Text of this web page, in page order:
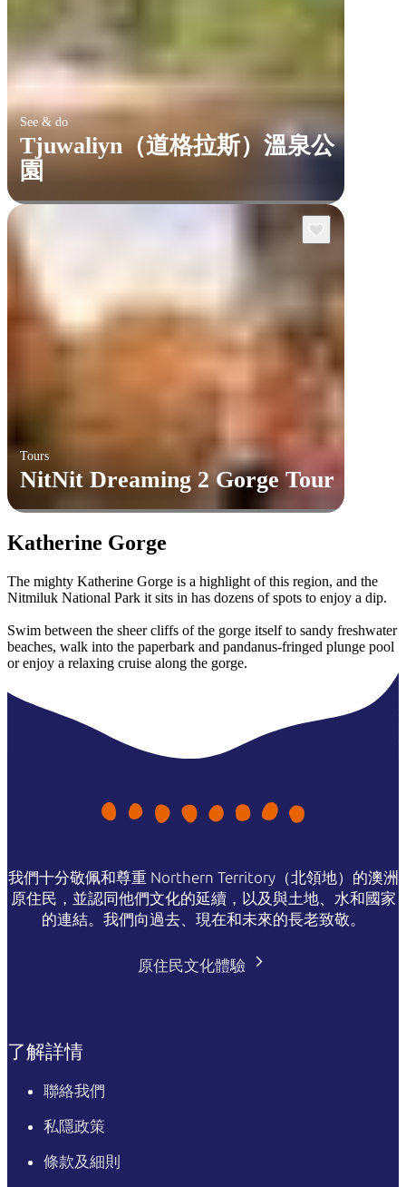
See & do
Tjuwaliyn（道格拉斯）溫泉公
園
Tours
NitNit Dreaming 2 Gorge Tour
Katherine Gorge
The mighty Katherine Gorge is a highlight of this region, and the
Nitmiluk National Park it sits in has dozens of spots to enjoy a dip.
Swim between the sheer cliffs of the gorge itself to sandy freshwater
beaches, walk into the paperbark and pandanus-fringed plunge pool
or enjoy a relaxing cruise along the gorge.
我們十分敬佩和尊重 Northern Territory（北領地）的澳洲
原住民，並認同他們文化的延續，以及與土地、水和國家
的連結。我們向過去、現在和未來的長老致敬。
原住民文化體驗
了解詳情
聯絡我們
私隱政策
條款及細則